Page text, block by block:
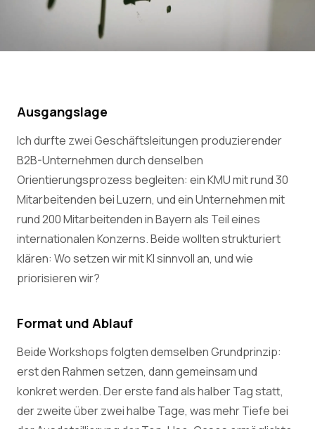
Ausgangslage
Ich durfte zwei Geschäftsleitungen produzierender
B2B-Unternehmen durch denselben
Orientierungsprozess begleiten: ein KMU mit rund 30
Mitarbeitenden bei Luzern, und ein Unternehmen mit
rund 200 Mitarbeitenden in Bayern als Teil eines
internationalen Konzerns. Beide wollten strukturiert
klären: Wo setzen wir mit KI sinnvoll an, und wie
priorisieren wir?
Format und Ablauf
Beide Workshops folgten demselben Grundprinzip:
erst den Rahmen setzen, dann gemeinsam und
konkret werden. Der erste fand als halber Tag statt,
der zweite über zwei halbe Tage, was mehr Tiefe bei